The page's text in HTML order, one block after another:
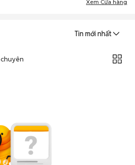
Xem Cửa hàng
Tin mới nhất